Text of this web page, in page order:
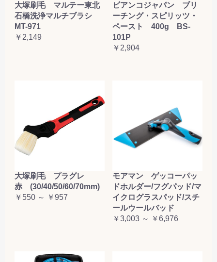
大塚刷毛 マルテー東北
石橋洗浄マルチブラシ
MT-971
￥2,149
ビアンコジャパン ブリ
ーチング・スピリッツ・
ペースト 400g BS-
101P
￥2,904
大塚刷毛 プラグレ
赤 (30/40/50/60/70mm)
￥550 ～ ￥957
モアマン ゲッコーパッ
ドホルダー/フグパッド/マ
イクログラスパッド/スチ
ールウールバッド
￥3,003 ～ ￥6,976